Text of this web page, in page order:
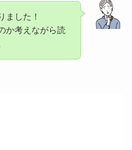
ました！
か考えながら読